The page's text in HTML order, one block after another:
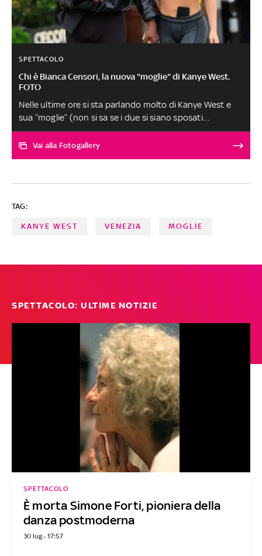
SPETTACOLO
Chi è Bianca Censori, la nuova "moglie" di Kanye West.
FOTO
Nelle ultime ore si sta parlando molto di Kanye West e
sua “moglie” (non si sa se i due si siano sposati
ufficialmente). Il rapper e fashion designer è stato
avvistato con i pantaloni abbassati in barca a Venezia
mezzo nudo. Scopriamo chi è Bianca Censori, la sua
Vai alla Fotogallery
TAG:
KANYE WEST VENEZIA MOGLIE
SPETTACOLO: ULTIME NOTIZIE
È morta Simone Forti, pioniera della
danza postmoderna
SPETTACOLO
30 lug - 17:57